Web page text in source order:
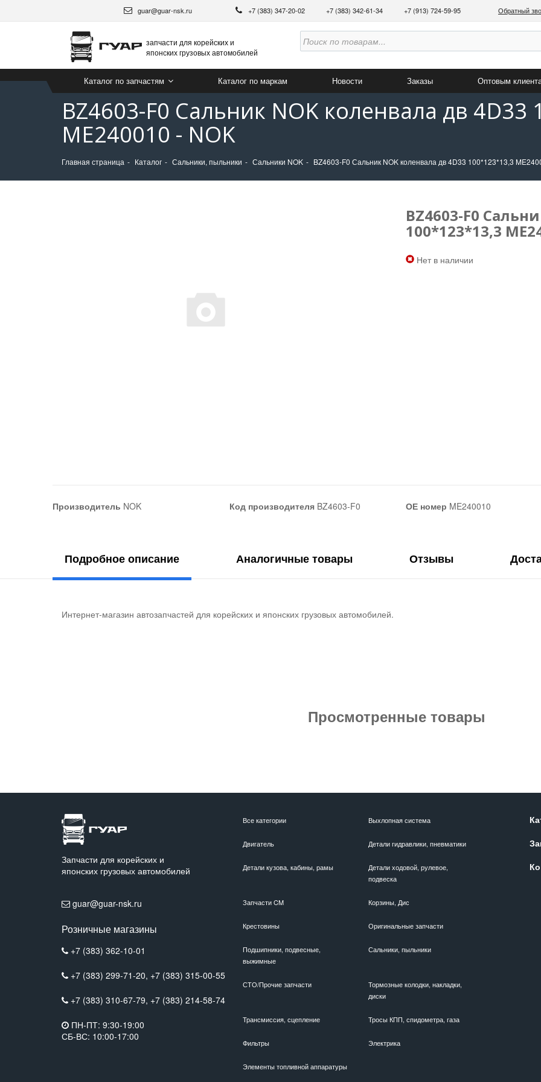
guar@guar-nsk.ru +7 (383) 347-20-02 +7 (383) 342-61-34 +7 (913) 724-59-95 Обратный
запчасти для корейских и
японских грузовых автомобилей
Каталог по запчастям Каталог по маркам Новости Заказы Оптовым
BZ4603-F0 Сальник NOK коленвала дв
ME240010 - NOK
Главная страница Каталог Сальники, пыльники Сальники NOK BZ4603-F0 Сальник NOK коленвала дв 4D33 100*123*13,3
BZ4603-F0
100*123*13,3
Нет в наличии
Производитель NOK Код производителяBZ4603-F0 ОЕ номер ME240010
Подробное описание Аналогичные товары Отзывы
Интернет-магазин автозапчастей для корейских и японских грузовых автомобилей.
Просмотренные товары
Запчасти для корейских и
японских грузовых автомобилей
guar@guar-nsk.ru
Розничные магазины
+7 (383) 362-10-01
+7 (383) 299-71-20, +7 (383) 315-00-55
+7 (383) 310-67-79, +7 (383) 214-58-74
ПН-ПТ: 9:30-19:00
СБ-ВС: 10:00-17:00
Все категории Выхлопная система
Двигатель Детали гидравлики, пневматики
Детали кузова, кабины, рамы
Детали ходовой, рулевое,
подвеска
Запчасти CM Корзины, Дис
Крестовины Оригинальные запчасти
Подшипники, подвесные,
выжимные
Сальники, пыльники
СТО/Прочие запчасти
Тормозные колодки, накладки,
диски
Трансмиссия, сцепление Тросы КПП, спидометра, газа
Фильтры Электрика
Элементы топливной аппаратуры